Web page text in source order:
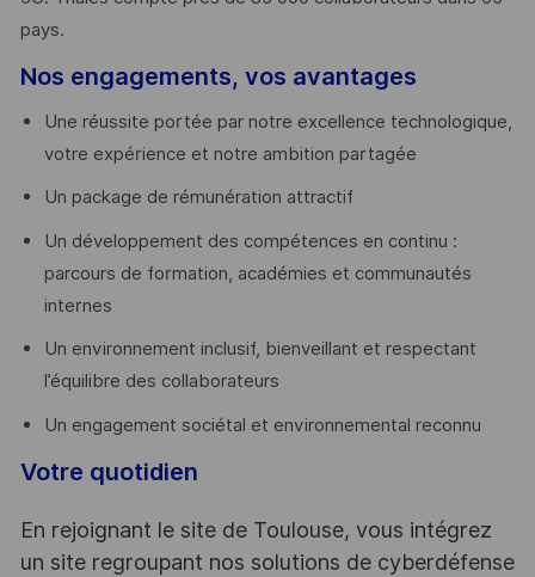
pays. ​
Nos engagements, vos avantages
Une réussite portée par notre excellence technologique,
votre expérience et notre ambition partagée
Un package de rémunération attractif
Un développement des compétences en continu :
parcours de formation, académies et communautés
internes
Un environnement inclusif, bienveillant et respectant
l’équilibre des collaborateurs
Un engagement sociétal et environnemental reconnu
Votre quotidien
En rejoignant le site de Toulouse, vous intégrez
un site regroupant nos solutions de cyberdéfense